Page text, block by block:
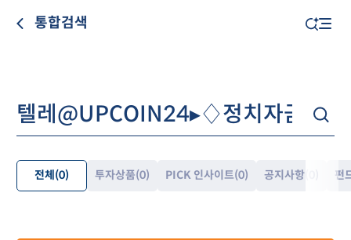
통합검색
전체 (0) 투자상품(0) PICK 인사이트(0) 공지사항 펀